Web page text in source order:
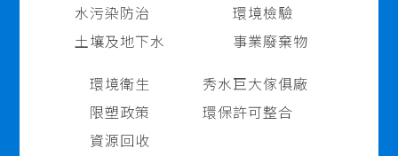
水污染防治
土壤及地下水
環境檢驗
事業廢棄物
環境衛生
限塑政策
資源回收
秀水巨大傢俱廠
環保許可整合